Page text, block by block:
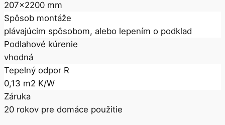
V drážka
2V drážka
Rozmer
207x2200 mm
Spôsob montáže
plávajúcim spôsobom, alebo lepením o podklad
Podlahové kúrenie
vhodná
Tepelný odpor R